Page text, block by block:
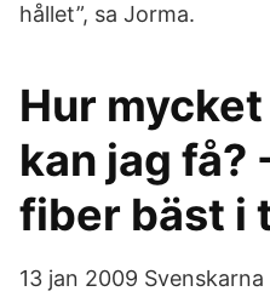
hållet”, sa Jorma.
Hur
kan jag få?
fiber bäst i
13 jan 2009